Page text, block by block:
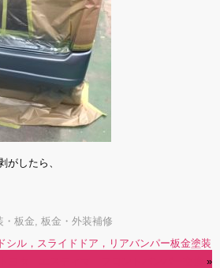
がしたら、
・板金, 板金・外装補修
ル，スライドドア，リアバンパー板金塗装
»